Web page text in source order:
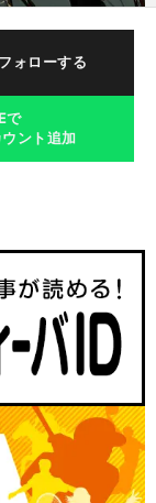
ォローする
で
ント追加